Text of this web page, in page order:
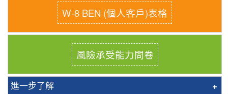
W-8 BEN (個人客戶)表格
風險承受能力問卷
進一步了解